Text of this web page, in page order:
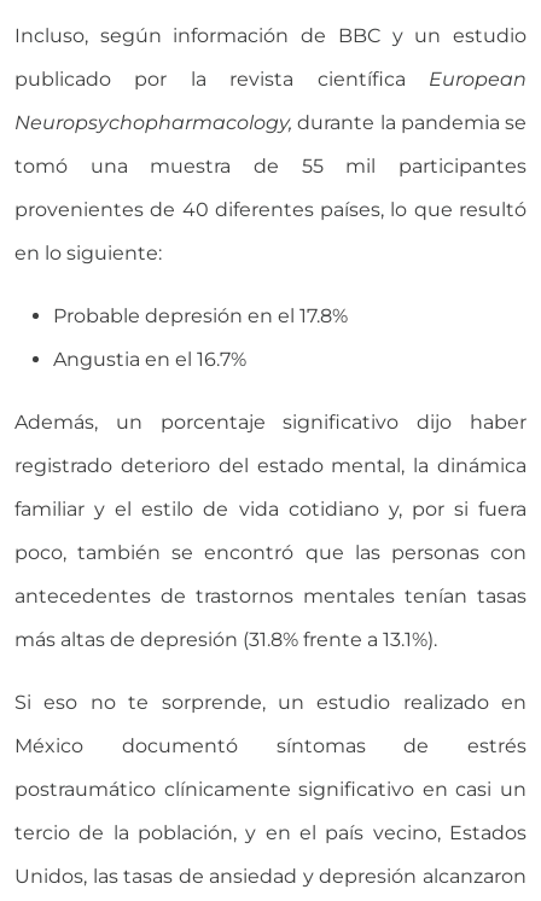
Incluso, según información de BBC y un estudio
publicado por la revista científica European
Neuropsychopharmacology,durante la pandemia se
tomó una muestra de 55 mil participantes
provenientes de 40 diferentes países, lo que resultó
en lo siguiente:
Probable depresión en el 17.8%
Angustia en el 16.7%
Además, un porcentaje significativo dijo haber
registrado deterioro del estado mental, la dinámica
familiar y el estilo de vida cotidiano y, por si fuera
poco, también se encontró que las personas con
antecedentes de trastornos mentales tenían tasas
más altas de depresión (31.8% frente a 13.1%).
Si eso no te sorprende, un estudio realizado en
México documentó síntomas de estrés
postraumático clínicamente significativo en casi un
tercio de la población, y en el país vecino, Estados
Unidos, las tasas de ansiedad y depresión alcanzaron